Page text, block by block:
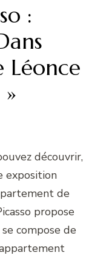
:
Léonce
découvrir,
exposition
de
propose
compose de